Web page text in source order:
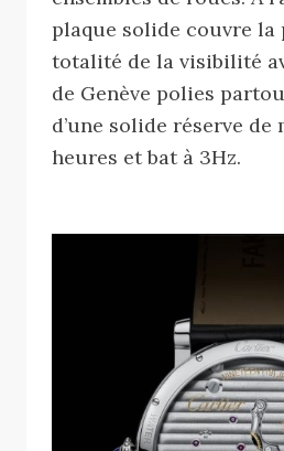
plaque solide couvre
totalité de la visibilité
de Genève polies
d’une solide réserve de
heures et bat à 3Hz.